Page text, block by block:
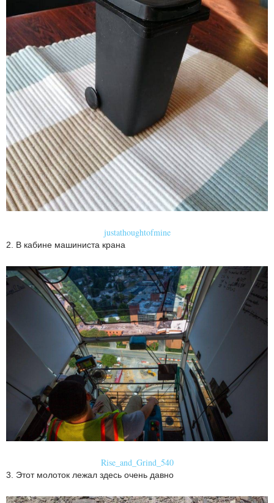
justathoughtofmine
2. В кабине машиниста крана
Rise_and_Grind_540
3. Этот молоток лежал здесь очень давно